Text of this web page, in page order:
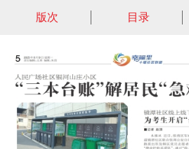
版次 目录